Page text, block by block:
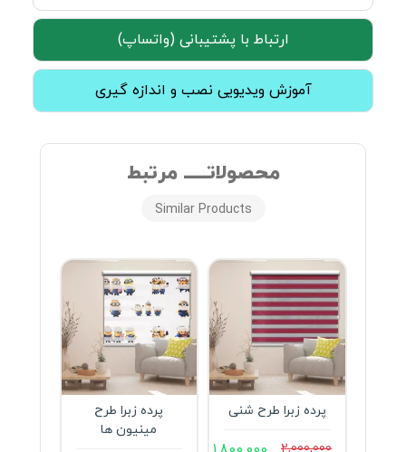
ارتباط با پشتیبانی (واتساپ)
آموزش ویدیویی نصب و اندازه گیری
محصولاتـــــ مرتبط
Similar Products
پرده زبرا طرح شنی
پرده زبرا طرح
مینیون ها